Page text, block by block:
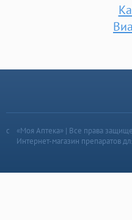
«Моя Аптека» | Все права
Интернет-магазин препаратов